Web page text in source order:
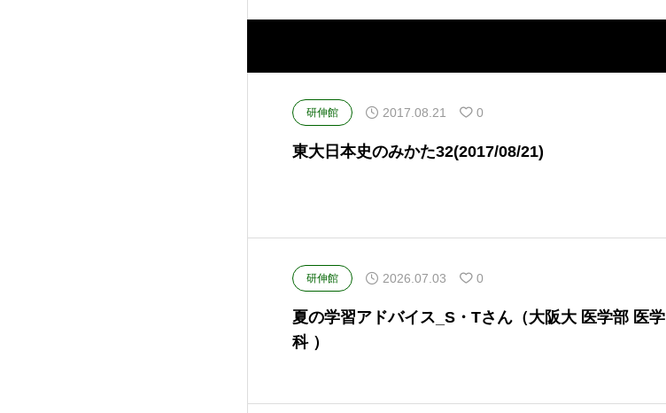
研伸館 2017.08.21 0
東大日本史のみかた32(2017/08/21)
研伸館 2026.07.03 0
夏の学習アドバイス_S・Tさん（大阪大 医学部 医学
科 ）